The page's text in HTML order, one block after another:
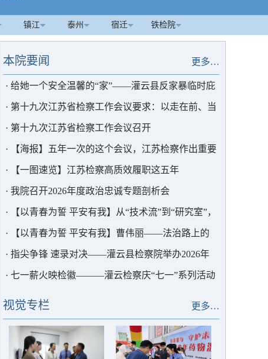
镇江 泰州 宿迁 铁检院
更多…
本院要闻
· 给她一个安全温馨的“家”——灌云县反家暴临时庇
护中心以法护航
· 第十九次江苏省检察工作会议要求：以走在前、当
表率的实干实绩为中国式现代化江苏新实践贡献更大
检察力量
· 第十九次江苏省检察工作会议召开
· 【海报】五年一次的这个会议，江苏检察作出重要
部署
· 【一图速览】江苏检察高质效履职这五年
· 我院召开2026年度政治忠诚专题剖析会
· 【以青春为誓 平安有我】从“技术流”到“研究室”，
这位青年干警用AI为检察赋能
· 【以青春为誓 平安有我】曹伟丽——法治路上的
“求极致”者
· 指尖争锋 速录对决——灌云县检察院举办2026年
度书记员速录竞赛
· 七一薪火映检徽———灌云检察庆“七一”系列活动
更多…
视觉专栏